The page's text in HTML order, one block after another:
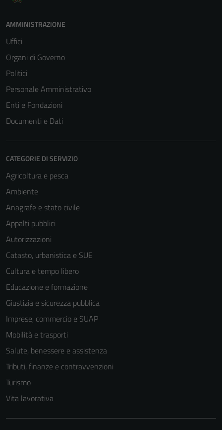
AMMINISTRAZIONE
Uffici
Organi di Governo
Politici
Personale Amministrativo
Enti e Fondazioni
Documenti e Dati
CATEGORIE DI SERVIZIO
Agricoltura e pesca
Ambiente
Anagrafe e stato civile
Appalti pubblici
Autorizzazioni
Catasto, urbanistica e SUE
Cultura e tempo libero
Educazione e formazione
Giustizia e sicurezza pubblica
Imprese, commercio e SUAP
Mobilità e trasporti
Salute, benessere e assistenza
Tributi, finanze e contravvenzioni
Turismo
Vita lavorativa